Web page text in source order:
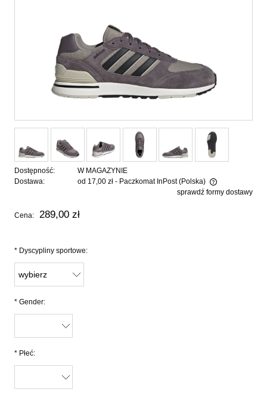
Dostępność:
W MAGAZYNIE
Dostawa:
od 17,00 zł - Paczkomat InPost (Polska)
Cena nie zawiera ewentualnych kosztów płatnościsprawdź formy dostawy
Cena: 289,00 zł
* Dyscypliny sportowe:
* Gender:
* Płeć: